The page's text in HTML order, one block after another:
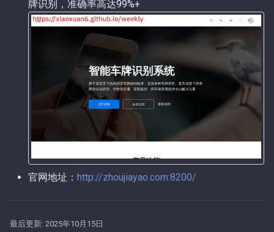
第140期（2024-11-26）.md
第139期（2024-11-25）.md
第138期（2024-11-21）.md
第137期（2024-11-20）.md
第136期（2024-11-18）.md
第135期（2024-11-17）.md
第134期（2024-11-16）.md
第3期（2026-01-05）.md
第2期（2026-01-04）.md
第1期（2026-01-02）.md
牌识别，准确率高达99%+
官网地址： http://zhoujiayao.com:8200/
最后更新: 2025年10月15日